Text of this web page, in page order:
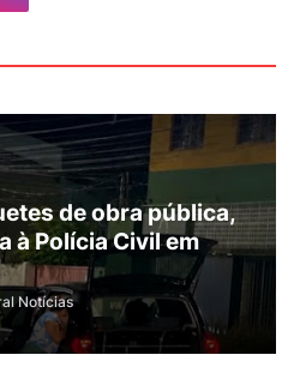
de obra pública,
à Polícia Civil em
Notícias